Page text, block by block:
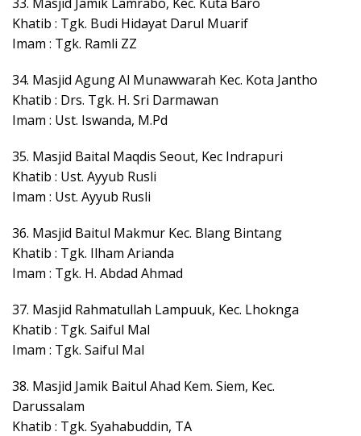
Khatib : Tgk. Budi Hidayat Darul Muarif
Imam : Tgk. Ramli ZZ
34. Masjid Agung Al Munawwarah Kec. Kota Jantho
Khatib : Drs. Tgk. H. Sri Darmawan
Imam : Ust. Iswanda, M.Pd
35. Masjid Baital Maqdis Seout, Kec Indrapuri
Khatib : Ust. Ayyub Rusli
Imam : Ust. Ayyub Rusli
36. Masjid Baitul Makmur Kec. Blang Bintang
Khatib : Tgk. Ilham Arianda
Imam : Tgk. H. Abdad Ahmad
37. Masjid Rahmatullah Lampuuk, Kec. Lhoknga
Khatib : Tgk. Saiful Mal
Imam : Tgk. Saiful Mal
38. Masjid Jamik Baitul Ahad Kem. Siem, Kec.
Darussalam
Khatib : Tgk. Syahabuddin, TA